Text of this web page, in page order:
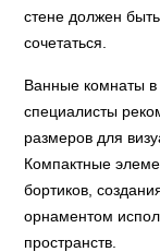
стене должен
сочетаться.
Ванные комнаты в
специалисты
размеров для
Компактные
бортиков,
орнаментом
пространств.